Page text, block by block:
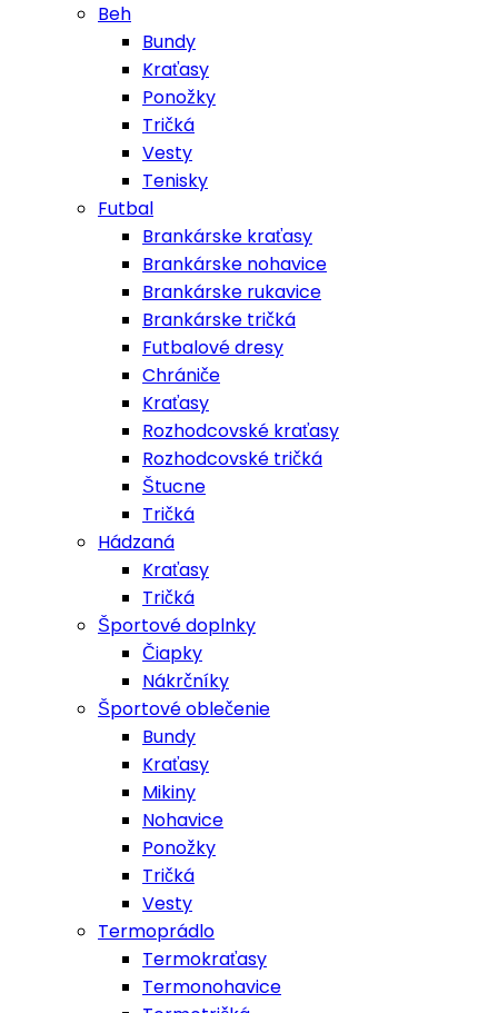
Beh
Bundy
Kraťasy
Ponožky
Tričká
Vesty
Tenisky
Futbal
Brankárske kraťasy
Brankárske nohavice
Brankárske rukavice
Brankárske tričká
Futbalové dresy
Chrániče
Kraťasy
Rozhodcovské kraťasy
Rozhodcovské tričká
Štucne
Tričká
Hádzaná
Kraťasy
Tričká
Športové doplnky
Čiapky
Nákrčníky
Športové oblečenie
Bundy
Kraťasy
Mikiny
Nohavice
Ponožky
Tričká
Vesty
Termoprádlo
Termokraťasy
Termonohavice